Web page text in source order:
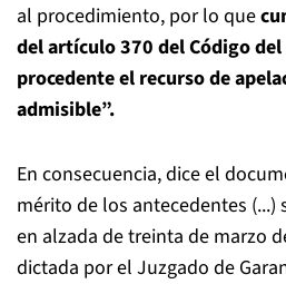
al procedimiento, por lo que
del artículo 370 del Código del
procedente el recurso de
admisible”.
En consecuencia, dice el
mérito de los antecedentes (...)
en alzada de treinta de marzo
dictada por el Juzgado de